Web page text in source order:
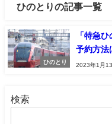
ひのとりの記事一覧
ひのとり
「特急
予約方法
2023年1月13
検索